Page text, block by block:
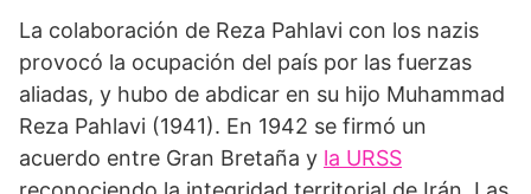
La colaboración de Reza Pahlavi con los nazis
provocó la ocupación del país por las fuerzas
aliadas, y hubo de abdicar en su hijo Muhammad
Reza Pahlavi (1941). En 1942 se firmó un
acuerdo entre Gran Bretaña y la URSS